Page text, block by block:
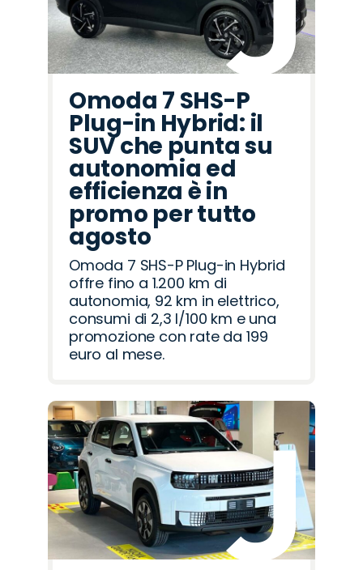
Omoda 7 SHS-P
Plug-in Hybrid: il
SUV che punta su
autonomia ed
efficienza è in
promo per tutto
agosto
Omoda 7 SHS-P Plug-in Hybrid
offre fino a 1.200 km di
autonomia, 92 km in elettrico,
consumi di 2,3 l/100 km e una
promozione con rate da 199
euro al mese.